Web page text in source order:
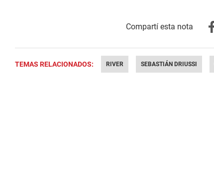
TEMAS RELACIONADOS: RIVER SEBASTIÁN DRIUSSI